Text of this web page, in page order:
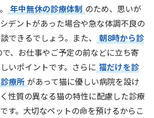
年中無休の診療体制 のため、思いが
デントがあった場合や急な体調不良の
できるでしょう。また、
朝8時から診
、お仕事やご予定の前などに立ち寄
いポイントです。さらに 猫だけを診
療所 があって猫に優しい病院を設け
性質の異なる猫の特性に配慮した診療
す。大切なペットの命を預けるからこ